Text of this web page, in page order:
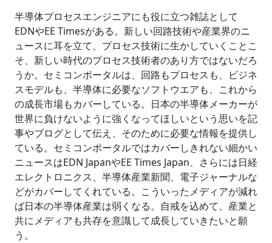
半導体プロセスエンジニアにも役に立つ雑誌として
EDNやEE Timesがある。新しい回路技術や産業界のニ
ュースに耳を立て、プロセス技術に生かしていくことこ
そ、新しい時代のプロセス技術者のあり方ではないだろ
うか。セミコンポータルは、回路もプロセスも、ビジネ
スモデルも、半導体に必要なソフトウエアも、これから
の成長市場もカバーしている。日本の半導体メーカーが
世界に負けないように強くなってほしいという思いを記
事やブログとして伝え、そのために必要な情報を提供し
ている。セミコンポータルではカバーしきれない細かい
ニュースはEDN JapanやEE Times Japan、さらには日経
エレクトロニクス、半導体産業新聞、電子ジャーナルな
どがカバーしてくれている。こういったメディアが減れ
ば日本の半導体産業は弱くなる。自戒を込めて、産業と
共にメディアも共存を意識して成長していきたいと願
う。